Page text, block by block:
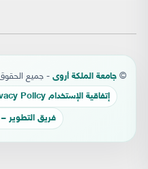
© جامعة الملكة أروى - جميع الحقوق
إتفاقية الإستخدام Privacy Policy
فريق التطوير